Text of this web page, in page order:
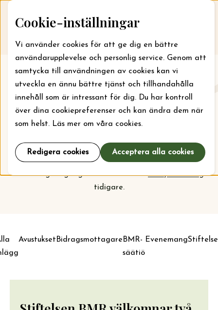
Cookie-inställningar
Vi använder cookies för att ge dig en bättre
användarupplevelse och personlig service. Genom att
samtycka till användningen av cookies kan vi
utveckla en ännu bättre tjänst och tillhandahålla
innehåll som är intressant för dig. Du har kontroll
över dina cookiepreferenser och kan ändra dem när
som helst. Läs mer om våra cookies.
Redigera cookies Acceptera alla cookies
Skip to content
Till webbansökan
Aktuellt
Här kan du läsa om vad stiftelsen jobbar med just nu
och vilka bidrag som kan sökas. För läger kan bidrag
för projekt och verksamhet är det september som
gäller. Kollaprioriteringarnainför nästa
ansökningsomgång och vem som harbeviljats bidrag
tidigare.
AvustuksetBidragsmottagareBMR-
säätiö
Evenemang